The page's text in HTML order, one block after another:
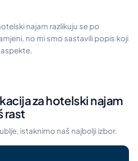
najam razlikuju se po
no mi smo sastavili popis koji
za hotelski najam
rast
istaknimo naš najbolji izbor.